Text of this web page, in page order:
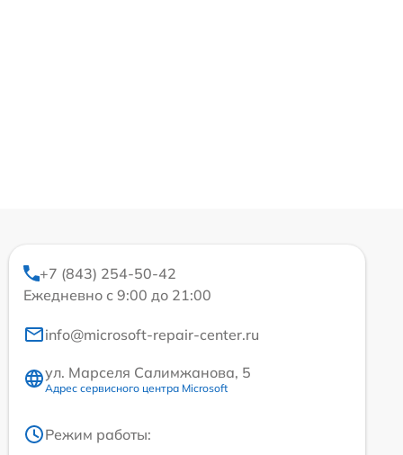
+7 (843) 254-50-42
Ежедневно с 9:00 до 21:00
info@microsoft-repair-center.ru
ул. Марселя Салимжанова, 5
Адрес сервисного центра Microsoft
Режим работы: